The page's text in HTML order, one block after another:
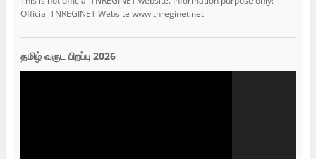
Official TNREGINET Website www.tnreginet.net
தமிழ் வருட பிறப்பு 2026